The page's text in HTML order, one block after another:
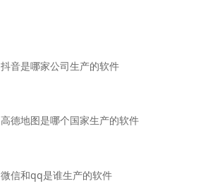
抖音是哪家公司生产的软件
高德地图是哪个国家生产的软件
微信和qq是谁生产的软件